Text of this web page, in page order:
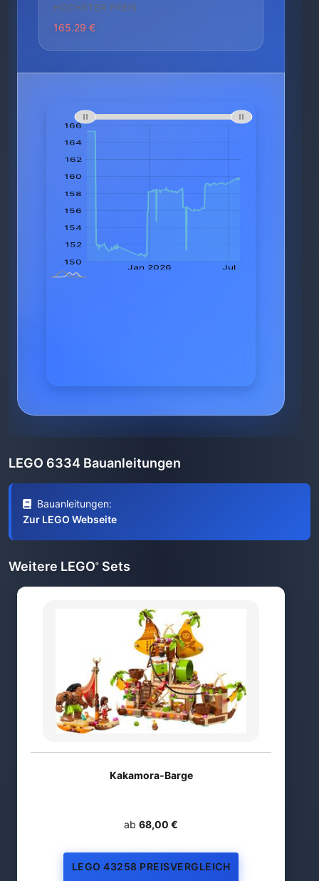
HÖCHSTER PREIS
165.29 €
LEGO 6334 Bauanleitungen
Bauanleitungen:
Zur LEGO Webseite
Weitere LEGO® Sets
Kakamora-Barge
ab 68,00 €
LEGO 43258 PREISVERGLEICH